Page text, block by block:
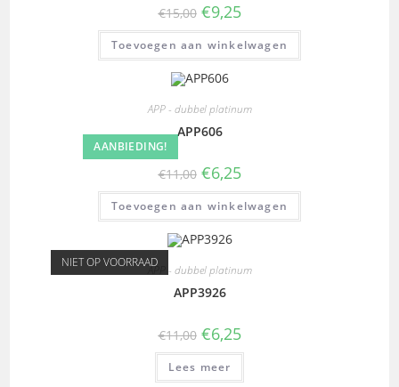
€15,00 €9,25
Toevoegen aan winkelwagen
AANBIEDING!
APP - dubbel platinum
APP606
€11,00 €6,25
Toevoegen aan winkelwagen
NIET OP VOORRAADAPP - dubbel platinum
APP3926
€11,00 €6,25
Lees meer